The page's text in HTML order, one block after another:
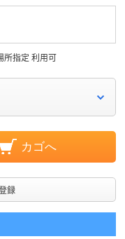
所指定 利用可
カゴへ
録